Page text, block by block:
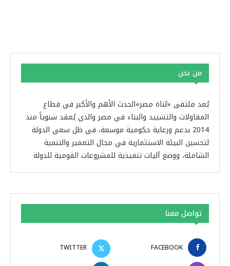
من نحن
يُعد ملتقى «بُناة مصر»الحدث الأهم والأكبر في قطاع
المقاولات والتشييد والبناء في مصر والذي يُعقد سنوياً منذ
2014 بدعم ورعاية حكومية موسعة، في ظل سعي الدولة
لتحسين البيئة الاستثمارية في مجال التعمير والتنمية
الشاملة، ووضع آليات تنفيذية للمشروعات القومية للدولة
تواصل معنا
FACEBOOK
TWITTER